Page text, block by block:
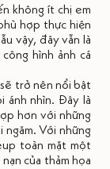
không ít chị em
hợp thực hiện
vậy, đây vẫn là
hình ảnh cá
trở nên nổi bật
ánh nhìn. Đây là
hơn với những
ngăm. Với những
toàn mặt một
của thảm họa